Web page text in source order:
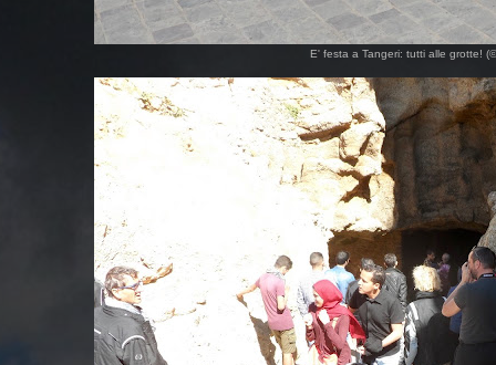
E' festa a Tangeri: tutti alle grotte!